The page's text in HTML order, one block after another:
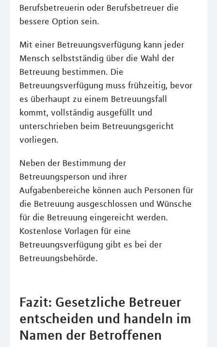
Berufsbetreuerin oder Berufsbetreuer die
bessere Option sein.
Mit einer Betreuungsverfügung kann jeder
Mensch selbstständig über die Wahl der
Betreuung bestimmen. Die
Betreuungsverfügung muss frühzeitig, bevor
es überhaupt zu einem Betreuungsfall
kommt, vollständig ausgefüllt und
unterschrieben beim Betreuungsgericht
vorliegen.
Neben der Bestimmung der
Betreuungsperson und ihrer
Aufgabenbereiche können auch Personen für
die Betreuung ausgeschlossen und Wünsche
für die Betreuung eingereicht werden.
Kostenlose Vorlagen für eine
Betreuungsverfügung gibt es bei der
Betreuungsbehörde.
Fazit: Gesetzliche Betreuer
entscheiden und handeln im
Namen der Betroffenen